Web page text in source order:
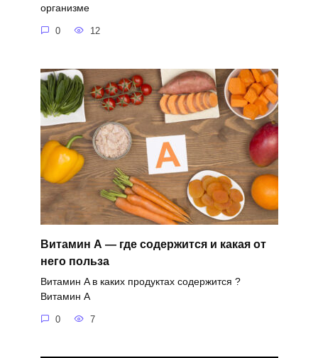
организме
0 12
Витамин А — где содержится и какая от
него польза
Витамин A в каких продуктах содержится ?
Витамин A
0 7